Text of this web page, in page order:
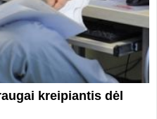
kreipiantis dėl